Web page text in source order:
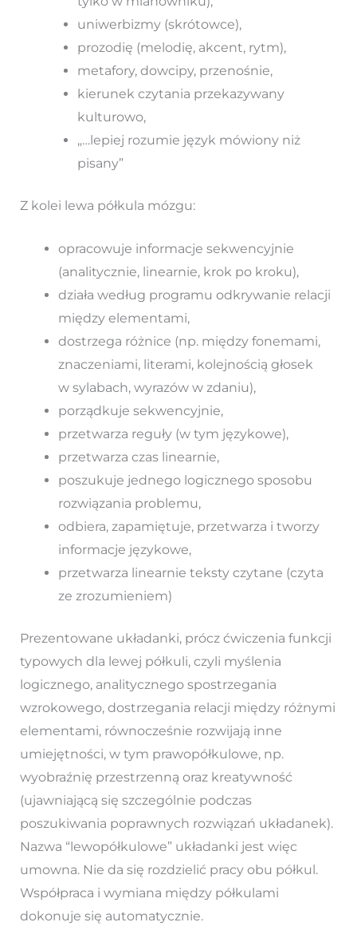
uniwerbizmy (skrótowce),
prozodię (melodię, akcent, rytm),
metafory, dowcipy, przenośnie,
kierunek czytania przekazywany
kulturowo,
„…lepiej rozumie język mówiony niż
pisany”
Z kolei lewa półkula mózgu:
opracowuje informacje sekwencyjnie
(analitycznie, linearnie, krok po kroku),
działa według programu odkrywanie relacji
między elementami,
dostrzega różnice (np. między fonemami,
znaczeniami, literami, kolejnością głosek
w sylabach, wyrazów w zdaniu),
porządkuje sekwencyjnie,
przetwarza reguły (w tym językowe),
przetwarza czas linearnie,
poszukuje jednego logicznego sposobu
rozwiązania problemu,
odbiera, zapamiętuje, przetwarza i tworzy
informacje językowe,
przetwarza linearnie teksty czytane (czyta
ze zrozumieniem)
Prezentowane układanki, prócz ćwiczenia funkcji
typowych dla lewej półkuli, czyli myślenia
logicznego, analitycznego spostrzegania
wzrokowego, dostrzegania relacji między różnymi
elementami, równocześnie rozwijają inne
umiejętności, w tym prawopółkulowe, np.
wyobraźnię przestrzenną oraz kreatywność
(ujawniającą się szczególnie podczas
poszukiwania poprawnych rozwiązań układanek).
Nazwa “lewopółkulowe” układanki jest więc
umowna. Nie da się rozdzielić pracy obu półkul.
Współpraca i wymiana między półkulami
dokonuje się automatycznie.